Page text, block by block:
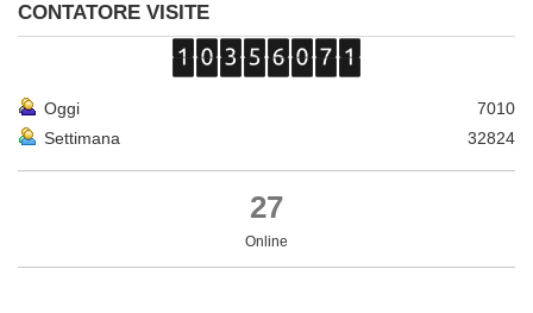
CONTATORE VISITE
Oggi
7010
Settimana
32824
27
Online